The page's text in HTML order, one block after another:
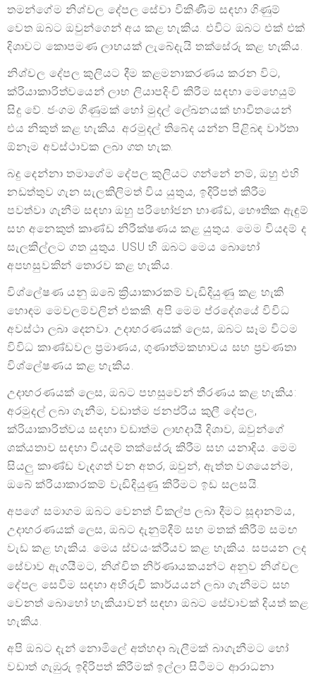
තමන්ගේම නිශ්චල දේපල සේවා විකිණීම සඳහා ගිණුම්
වෙත ඔබට ඔවුන්ගෙන් අය කළ හැකිය. එවිට ඔබට එක් එක්
දිශාවට කොපමණ ලාභයක් ලැබේදැයි තක්සේරු කළ හැකිය.
නිශ්චල දේපල කුලියට දීම කළමනාකරණය කරන විට,
ක්රියාකාරිත්වයෙන් ලාභ ලියාපදිංචි කිරීම සඳහා මෙහෙයුම්
සිදු වේ. ජංගම ගිණුමක් හෝ මුදල් ලේඛනයක් භාවිතයෙන්
එය නිකුත් කළ හැකිය. අරමුදල් තිබේද යන්න පිළිබඳ වාර්තා
ඕනෑම අවස්ථාවක ලබා ගත හැක.
බදු දෙන්නා තමාගේම දේපල කුලියට ගන්නේ නම්, ඔහු එහි
නඩත්තුව ගැන සැලකිලිමත් විය යුතුය, ඉදිරිපත් කිරීම
පවත්වා ගැනීම සඳහා ඔහු පරිභෝජන භාණ්ඩ, භෞතික ඇඳුම්
සහ අනෙකුත් කාණ්ඩ නිරීක්ෂණය කළ යුතුය. මෙම වියදම් ද
සැලකිල්ලට ගත යුතුය. USU හි ඔබට මෙය බොහෝ
අපහසුවකින් තොරව කළ හැකිය.
විශ්ලේෂණ යනු ඔබේ ක්‍රියාකාරකම් වැඩිදියුණු කළ හැකි
හොඳම මෙවලම්වලින් එකකි. අපි මෙම ප්රදේශයේ විවිධ
අවස්ථා ලබා දෙනවා. උදාහරණයක් ලෙස, ඔබට සෑම විටම
විවිධ කාණ්ඩවල ප්‍රමාණය, ගුණාත්මකභාවය සහ ප්‍රවණතා
විශ්ලේෂණය කළ හැකිය.
උදාහරණයක් ලෙස, ඔබට පහසුවෙන් තීරණය කළ හැකිය:
අරමුදල් ලබා ගැනීම, වඩාත්ම ජනප්රිය කුලී දේපල,
ක්රියාකාරිත්වය සඳහා වඩාත්ම ලාභදායී දිශාව, ඔවුන්ගේ
ශක්යතාව සඳහා වියදම් තක්සේරු කිරීම සහ යනාදිය. මෙම
සියලු කාණ්ඩ වැදගත් වන අතර, ඔවුන්, ඇත්ත වශයෙන්ම,
ඔබේ ක්රියාකාරකම් වැඩිදියුණු කිරීමට ඉඩ සලසයි.
අපගේ සමාගම ඔබට වෙනත් විකල්ප ලබා දීමට සූදානම්ය,
උදාහරණයක් ලෙස, ඔබට දැනුම්දීම් සහ මතක් කිරීම් සමඟ
වැඩ කළ හැකිය. මෙය ස්වයංක්රීයව කළ හැකිය. සපයන ලද
සේවාව ඇගයීමට, නිශ්චිත නිර්ණායකයන්ට අනුව නිශ්චල
දේපල සෙවීම සඳහා අභිරුචි කාර්යයන් ලබා ගැනීමට සහ
වෙනත් බොහෝ හැකියාවන් සඳහා ඔබට සේවාවක් දියත් කළ
හැකිය.
අපි ඔබට දැන් නොමිලේ අත්හදා බැලීමක් බාගැනීමට හෝ
වඩාත් ගැඹුරු ඉදිරිපත් කිරීමක් ඉල්ලා සිටීමට ආරාධනා